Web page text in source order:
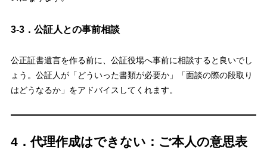
3-3．公証人との事前相談
公正証書遺言を作る前に、公証役場へ事前に相談すると良いでし
ょう。公証人が「どういった書類が必要か」「面談の際の段取り
はどうなるか」をアドバイスしてくれます。
4．代理作成はできない：ご本人の意思表